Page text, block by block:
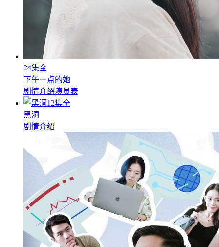
24集全
下午一点的她
剧情介绍演员表
12集全
黑洞
剧情介绍